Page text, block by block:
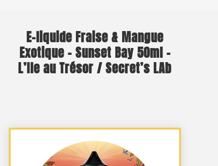
E-liquide Fraise & Mangue
Exotique – Sunset Bay 50ml –
L’Ile au Trésor / Secret’s LAb